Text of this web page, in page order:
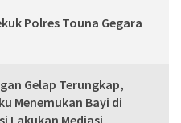
Polres Touna Gegara
Gelap Terungkap,
Menemukan Bayi di
Lakukan Mediasi